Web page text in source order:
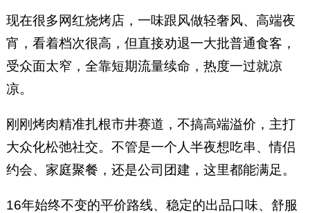
现在很多网红烧烤店，一味跟风做轻奢风、高端夜
宵，看着档次很高，但直接劝退一大批普通食客，
受众面太窄，全靠短期流量续命，热度一过就凉
凉。
刚刚烤肉精准扎根市井赛道，不搞高端溢价，主打
大众化松弛社交。不管是一个人半夜想吃串、情侣
约会、家庭聚餐，还是公司团建，这里都能满足。
16年始终不变的平价路线、稳定的出品口味、舒服